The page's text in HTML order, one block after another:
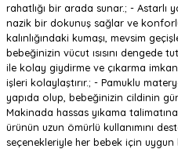
rahatlığı bir arada sunar.; - Astarlı
nazik bir dokunuş sağlar ve
kalınlığındaki kumaşı, mevsim
bebeğinizin vücut ısısını dengede
ile kolay giydirme ve çıkarma
işleri kolaylaştırır.; - Pamuklu
yapıda olup, bebeğinizin cildinin
Makinada hassas yıkama
ürünün uzun ömürlü kullanımını
seçenekleriyle her bebek için